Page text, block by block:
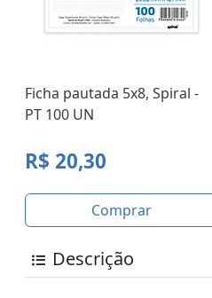
Ficha pautada 5x8, Spiral -
PT 100 UN
R$ 20,30
Comprar
Descrição